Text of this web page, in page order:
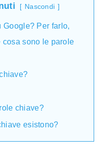
Nascondi
Per farlo,
sono le parole
chiave?
esistono?